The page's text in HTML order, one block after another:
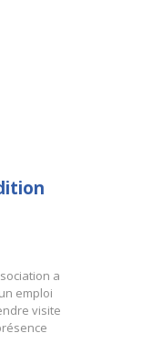
a
emploi
visite